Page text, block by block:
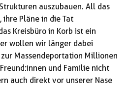
auszubauen. All das
ihre Pläne in die Tat
Kreisbüro in Korb ist ein
wollen wir länger dabei
Massendeportation Millionen
und Familie nicht
auch direkt vor unserer Nase